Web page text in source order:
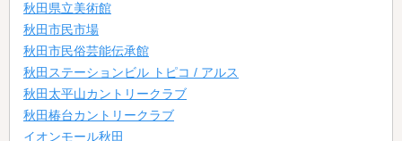
秋田県立美術館
秋田市民市場
秋田市民俗芸能伝承館
秋田ステーションビル トピコ / アルス
秋田太平山カントリークラブ
秋田椿台カントリークラブ
イオンモール秋田